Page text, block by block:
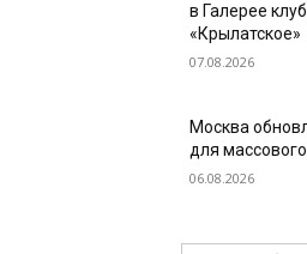
в Галерее
«Крылатское»
07.08.2026
Москва
для
06.08.2026